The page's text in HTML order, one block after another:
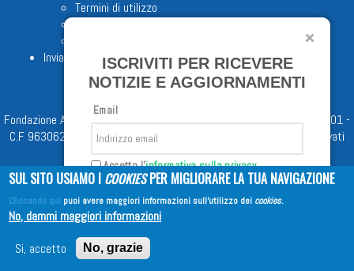
Termini di utilizzo
Invia proposta editoriale
Fondazione Apostolicam Actuositatem ETS © 2023 - P.I. 05398481001 -
C.F 96306220581 - REA 888781 del 23/02/98 - Tutti i diritti riservati
Copyright © 2026EDITRICE AVE
ISCRIVITI PER RICEVERE
NOTIZIE E AGGIORNAMENTI
Email
Accetto l'informativa sulla privacy
Iscriviti
SUL SITO USIAMO I COOKIESPER MIGLIORARE LA TUA NAVIGAZIONE
Cliccando qui puoi avere maggiori informazioni sull'utilizzo dei cookies.
No, dammi maggiori informazioni
Si, accetto
No, grazie